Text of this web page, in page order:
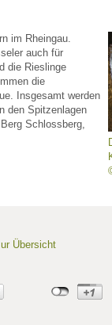
im Rheingau.
auch für
die Rieslinge
die
Insgesamt werden
den Spitzenlagen
Schlossberg,
Übersicht